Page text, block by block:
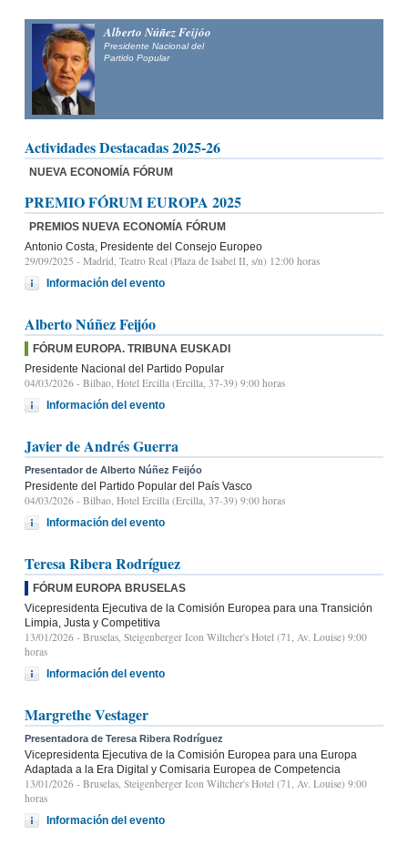
Alberto Núñez Feijóo
Presidente Nacional del
Partido Popular
Actividades Destacadas 2025-26
NUEVA ECONOMÍA FÓRUM
PREMIO FÓRUM EUROPA 2025
PREMIOS NUEVA ECONOMÍA FÓRUM
Antonio Costa, Presidente del Consejo Europeo
29/09/2025 - Madrid, Teatro Real (Plaza de Isabel II, s/n) 12:00 horas
Información del evento
Alberto Núñez Feijóo
FÓRUM EUROPA. TRIBUNA EUSKADI
Presidente Nacional del Partido Popular
04/03/2026 - Bilbao, Hotel Ercilla (Ercilla, 37-39) 9:00 horas
Información del evento
Javier de Andrés Guerra
Presentador de Alberto Núñez Feijóo
Presidente del Partido Popular del País Vasco
04/03/2026 - Bilbao, Hotel Ercilla (Ercilla, 37-39) 9:00 horas
Información del evento
Teresa Ribera Rodríguez
FÓRUM EUROPA BRUSELAS
Vicepresidenta Ejecutiva de la Comisión Europea para una Transición
Limpia, Justa y Competitiva
13/01/2026 - Bruselas, Steigenberger Icon Wiltcher's Hotel (71, Av. Louise) 9:00
horas
Información del evento
Margrethe Vestager
Presentadora de Teresa Ribera Rodríguez
Vicepresidenta Ejecutiva de la Comisión Europea para una Europa
Adaptada a la Era Digital y Comisaria Europea de Competencia
13/01/2026 - Bruselas, Steigenberger Icon Wiltcher's Hotel (71, Av. Louise) 9:00
horas
Información del evento